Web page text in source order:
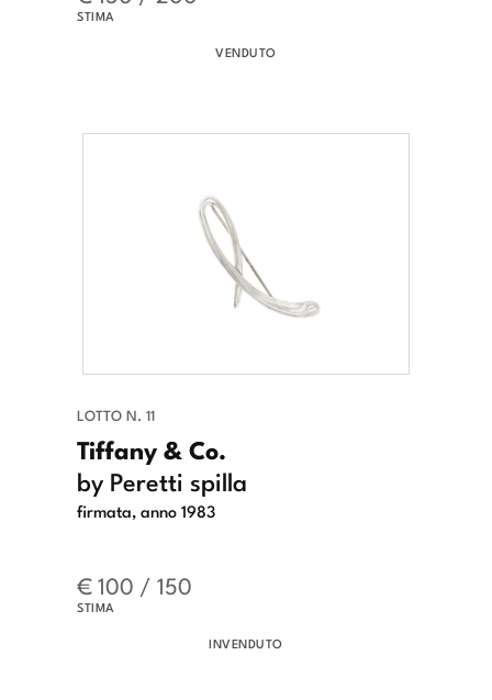
STIMA
VENDUTO
LOTTO N. 11
Tiffany & Co.
by Peretti spilla
firmata, anno 1983
€ 100 / 150
STIMA
INVENDUTO